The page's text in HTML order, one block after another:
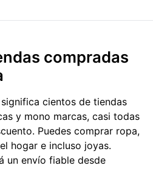
compradas
cientos de tiendas
y mono marcas, casi todas
Puedes comprar ropa,
hogar e incluso joyas.
un envío fiable desde